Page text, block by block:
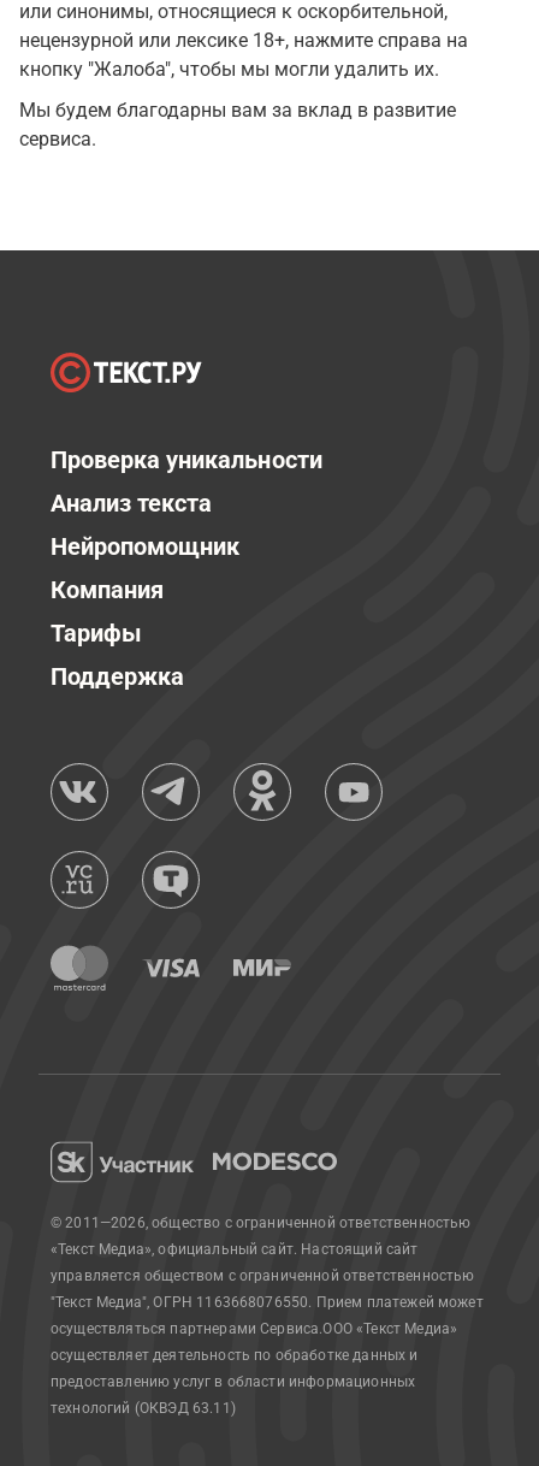
или синонимы, относящиеся к оскорбительной,
нецензурной или лексике 18+, нажмите справа на
кнопку "Жалоба", чтобы мы могли удалить их.
Мы будем благодарны вам за вклад в развитие
сервиса.
Проверка уникальности
Анализ текста
Нейропомощник
Компания
Тарифы
Поддержка
© 2011—2026, общество с ограниченной ответственностью
«Текст Медиа», официальный сайт. Настоящий сайт
управляется обществом с ограниченной ответственностью
"Текст Медиа", ОГРН 1163668076550. Прием платежей может
осуществляться партнерами Сервиса.ООО «Текст Медиа»
осуществляет деятельность по обработке данных и
предоставлению услуг в области информационных
технологий (ОКВЭД 63.11)